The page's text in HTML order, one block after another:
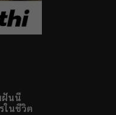
ฝันนี้
ในชีวิต